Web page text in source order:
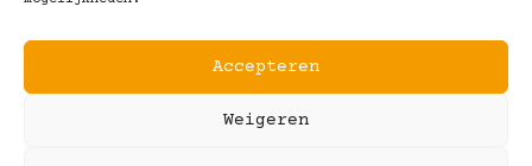
Accepteren
Weigeren
Copyright © 2025 Koot Brillen
Algemene Voorwaarden